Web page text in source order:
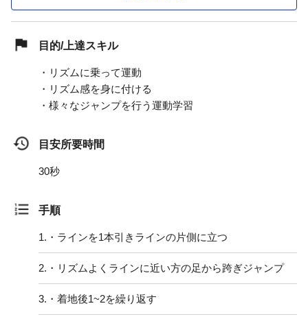
目的/上達スキル
・リズムに乗って運動
・リズム感を身に付ける
・様々なジャンプを行う運動学習
目安所要時間
30秒
手順
1. ・ラインを1本引きラインの片側に立つ
2. ・リズムよくラインに近い方の足から跨ぎジャンプ
3. ・着地後1~2を繰り返す